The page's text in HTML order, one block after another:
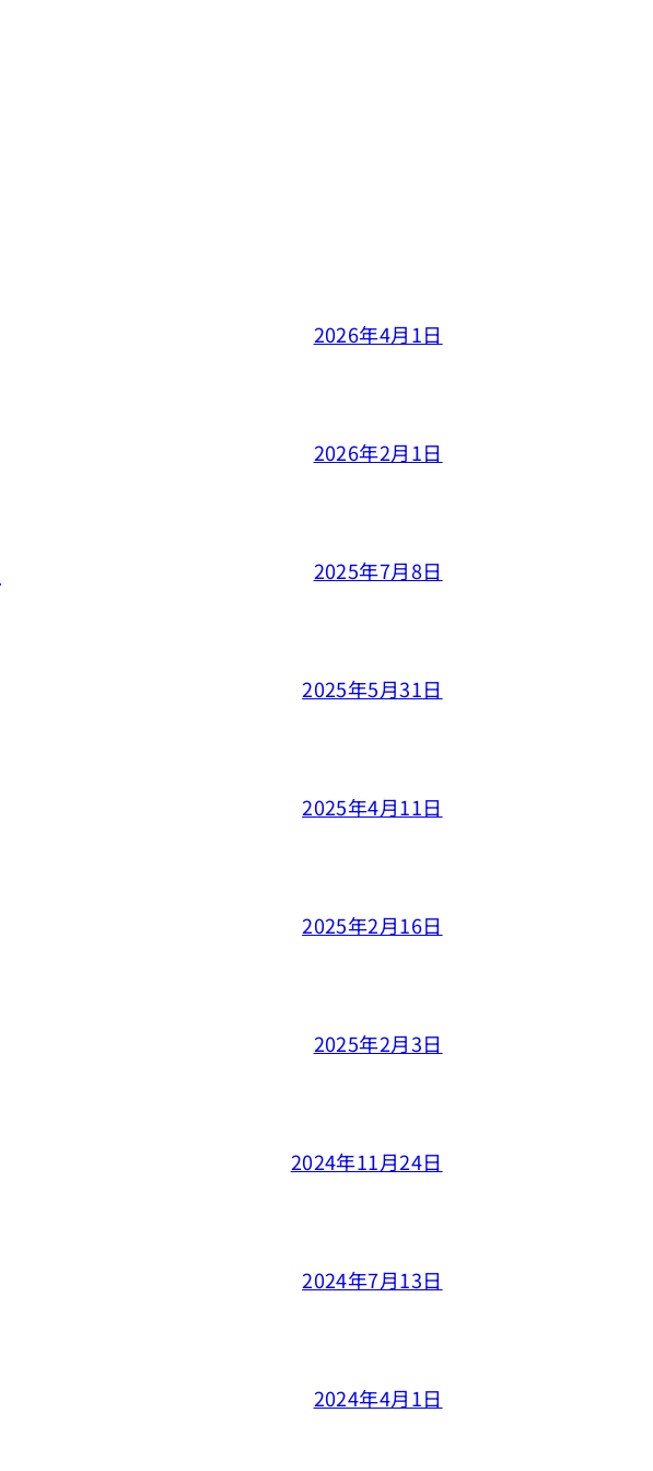
2026年4月1日
2026年2月1日
2025年7月8日
2025年5月31日
2025年4月11日
2025年2月16日
2025年2月3日
2024年11月24日
2024年7月13日
2024年4月1日